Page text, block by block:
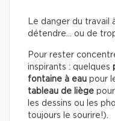
Le danger du travail
détendre… ou de
Pour rester
inspirants : quelques
fontaine à eau pour
tableau de liège
les dessins ou les
toujours le sourire!).